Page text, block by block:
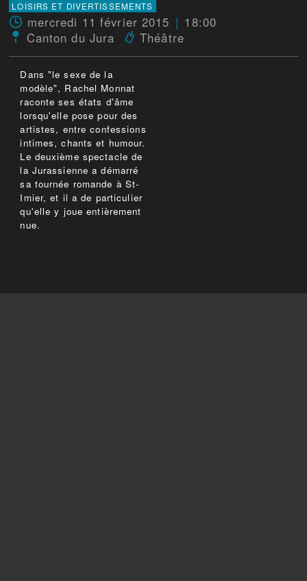
LOISIRS ET DIVERTISSEMENTS
mercredi 11 février 2015
18:00
Canton du Jura
Théâtre
Dans "le sexe de la
modèle", Rachel Monnat
raconte ses états d'âme
lorsqu'elle pose pour des
artistes, entre confessions
intimes, chants et humour.
Le deuxième spectacle de
la Jurassienne a démarré
sa tournée romande à St-
Imier, et il a de particulier
qu'elle y joue entièrement
nue.